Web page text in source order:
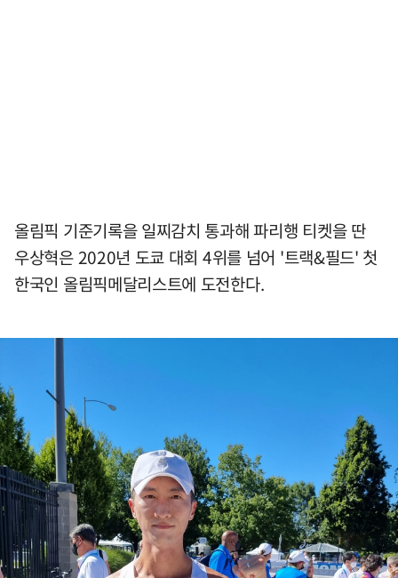
올림픽 기준기록을 일찌감치 통과해 파리행 티켓을 딴
우상혁은 2020년 도쿄 대회 4위를 넘어 '트랙&필드' 첫
한국인 올림픽메달리스트에 도전한다.